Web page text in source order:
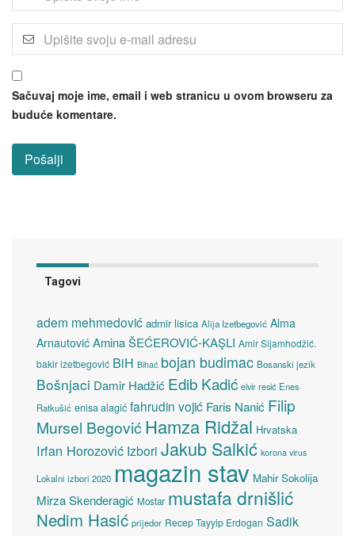
Sačuvaj moje ime, email i web stranicu u ovom browseru za
buduće komentare.
Tagovi
adem mehmedović admir lisica Alija Izetbegović Alma
Arnautović Amina ŠEĆEROVIĆ-KAŞLI Amir Sijamhodžić.
bakir izetbegović BiH Bihać bojan budimac Bosanski jezik
Bošnjaci Damir Hadžić Edib Kadić elvir resić Enes
Ratkušić enisa alagić fahrudin vojić Faris Nanić Filip
Mursel Begović Hamza Ridžal Hrvatska
Irfan Horozović Izbori Jakub Salkić korona virus
Lokalni izbori 2020 magazin stav Mahir Sokolija
Mirza Skenderagić Mostar mustafa drnišlić
Nedim Hasić prijedor Recep Tayyip Erdogan Sadik